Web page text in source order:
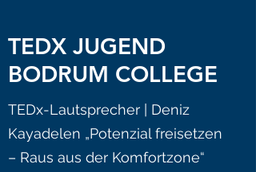
TEDX JUGEND
BODRUM COLLEGE
TEDx-Lautsprecher | Deniz
Kayadelen „Potenzial freisetzen
– Raus aus der Komfortzone“